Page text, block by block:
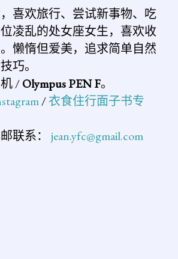
喜欢旅行、尝试新事物、吃
凌乱的处女座女生，喜欢收
懒惰但爱美，追求简单自然
巧。
/Olympus PEN F。
/衣食住行面子书专
联系： jean.yfc@gmail.com